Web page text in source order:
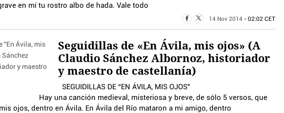
en mí tu rostro albo de hada. Vale todo
14 Nov 2014 - 02:02 CET
Seguidillas de «En Ávila, mis ojos» (A
Claudio Sánchez Albornoz, historiador
y maestro de castellanía)
SEGUIDILLAS DE “EN ÁVILA, MIS OJOS"
medieval, misteriosa y breve, de sólo 5 versos, que
ojos, dentro en Ávila. En Ávila del Río mataron a mi amigo, dentro